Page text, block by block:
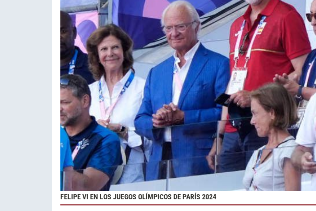
FELIPE VI EN LOS JUEGOS OLÍMPICOS DE PARÍS 2024